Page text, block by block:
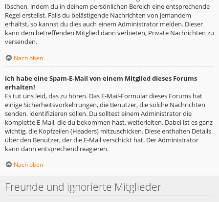
löschen, indem du in deinem persönlichen Bereich eine entsprechende
Regel erstellst. Falls du belästigende Nachrichten von jemandem
erhältst, so kannst du dies auch einem Administrator melden. Dieser
kann dem betreffenden Mitglied dann verbieten, Private Nachrichten zu
versenden.
Nach oben
Ich habe eine Spam-E-Mail von einem Mitglied dieses Forums
erhalten!
Es tut uns leid, das zu hören. Das E-Mail-Formular dieses Forums hat
einige Sicherheitsvorkehrungen, die Benutzer, die solche Nachrichten
senden, identifizieren sollen. Du solltest einem Administrator die
komplette E-Mail, die du bekommen hast, weiterleiten. Dabei ist es ganz
wichtig, die Kopfzeilen (Headers) mitzuschicken. Diese enthalten Details
über den Benutzer, der die E-Mail verschickt hat. Der Administrator
kann dann entsprechend reagieren.
Nach oben
Freunde und ignorierte Mitglieder